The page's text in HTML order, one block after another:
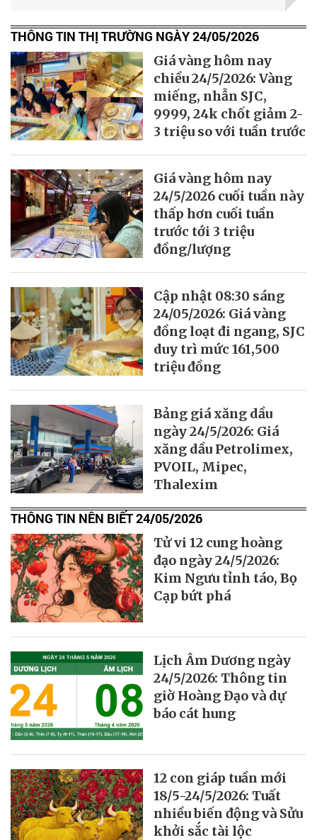
THÔNG TIN THỊ TRƯỜNG NGÀY 24/05/2026
Giá vàng hôm nay
chiều 24/5/2026: Vàng
miếng, nhẫn SJC,
9999, 24k chốt giảm 2-
3 triệu so với tuần trước
Giá vàng hôm nay
24/5/2026 cuối tuần này
thấp hơn cuối tuần
trước tới 3 triệu
đồng/lượng
Cập nhật 08:30 sáng
24/05/2026: Giá vàng
đồng loạt đi ngang, SJC
duy trì mức 161,500
triệu đồng
Bảng giá xăng dầu
ngày 24/5/2026: Giá
xăng dầu Petrolimex,
PVOIL, Mipec,
Thalexim
THÔNG TIN NÊN BIẾT 24/05/2026
Tử vi 12 cung hoàng
đạo ngày 24/5/2026:
Kim Ngưu tỉnh táo, Bọ
Cạp bứt phá
Lịch Âm Dương ngày
24/5/2026: Thông tin
giờ Hoàng Đạo và dự
báo cát hung
12 con giáp tuần mới
18/5-24/5/2026: Tuất
nhiều biến động và Sửu
khởi sắc tài lộc